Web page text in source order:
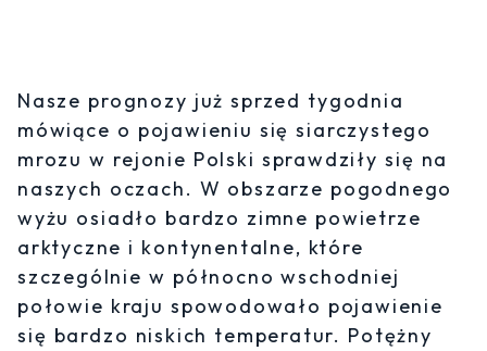
Nasze prognozy już sprzed tygodnia
mówiące o pojawieniu się siarczystego
mrozu w rejonie Polski sprawdziły się na
naszych oczach. W obszarze pogodnego
wyżu osiadło bardzo zimne powietrze
arktyczne i kontynentalne, które
szczególnie w północno wschodniej
połowie kraju spowodowało pojawienie
się bardzo niskich temperatur. Potężny